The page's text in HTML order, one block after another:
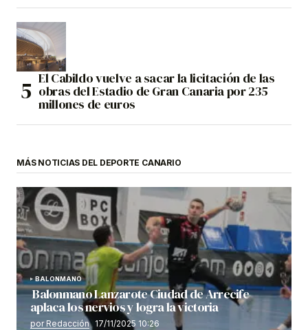
El Cabildo vuelve a sacar la licitación de las
obras del Estadio de Gran Canaria por 235
millones de euros
MÁS NOTICIAS DEL DEPORTE CANARIO
BALONMANO
Balonmano Lanzarote Ciudad de Arrecife
aplaca los nervios y logra la victoria
por Redacción 17/11/2025 10:26